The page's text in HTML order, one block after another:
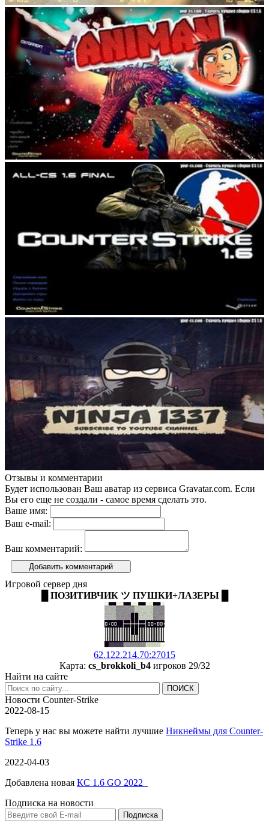
Отзывы и комментарии
Будет использован Ваш аватар из сервиса Gravatar.com. Если
Вы его еще не создали - самое время сделать это.
Ваше имя:
Ваш e-mail:
Ваш комментарий:
Добавить комментарий
Игровой сервер дня
█ ПОЗИТИВЧИК ツ ПУШКИ+ЛАЗЕРЫ █
62.122.214.70:27015
Карта: cs_brokkoli_b4игроков 29/32
Найти на сайте
Новости Counter-Strike
2022-08-15
Теперь у нас вы можете найти лучшие Никнеймы для Counter-
Strike 1.6
2022-04-03
Добавлена новая КС 1.6 GO 2022
Подписка на новости